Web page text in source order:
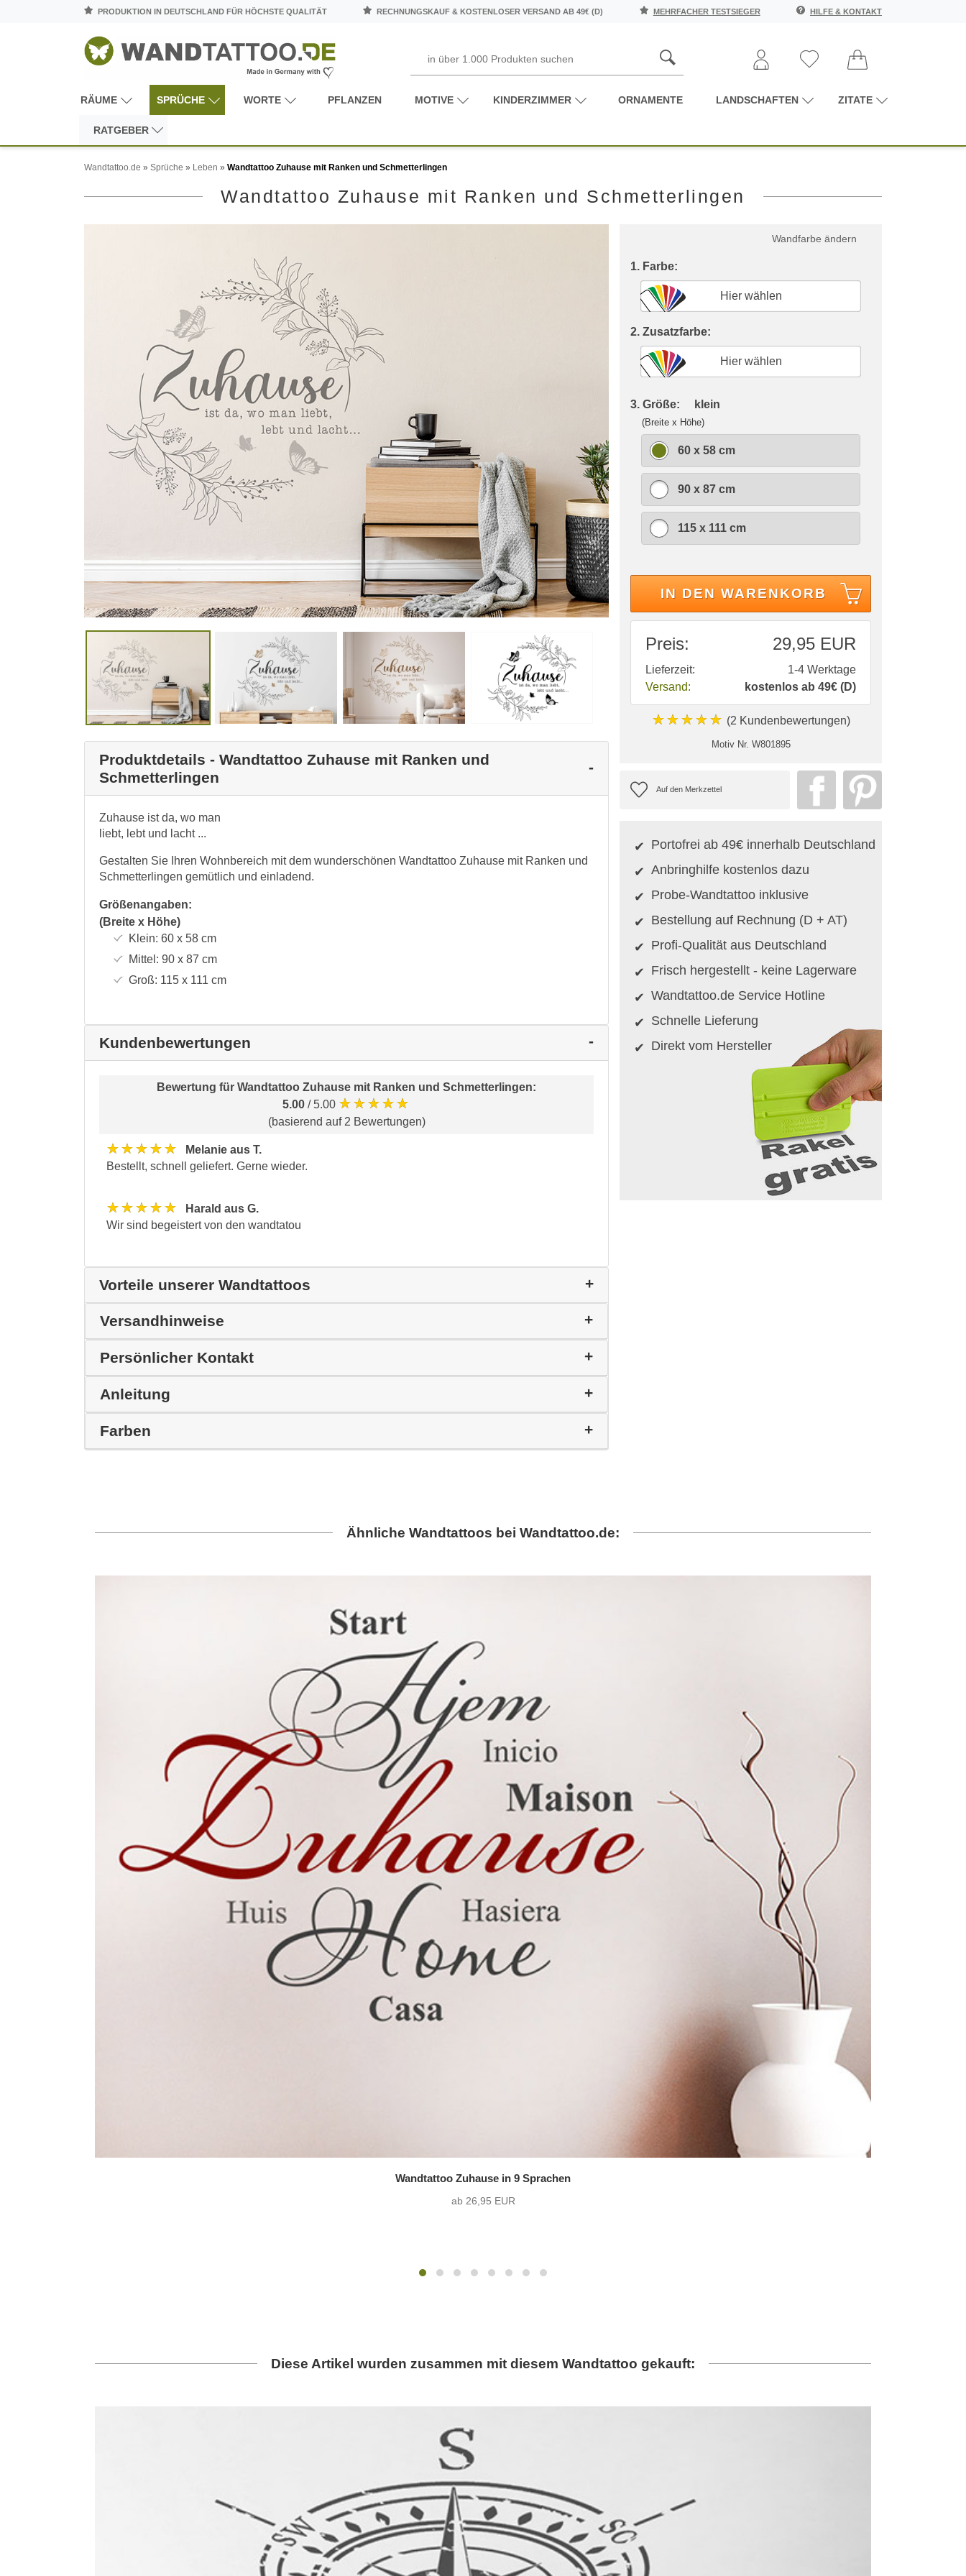
PRODUKTION IN DEUTSCHLAND FÜR HÖCHSTE QUALITÄT RECHNUNGSKAUF & KOSTENLOSER VERSAND AB 49€ (D) MEHRFACHER TESTSIEGER HILFE & KONTAKT
RÄUME SPRÜCHE WORTE PFLANZEN MOTIVE KINDERZIMMER ORNAMENTE LANDSCHAFTEN ZITATE
RATGEBER
Wandtattoo.de » Sprüche » Leben » Wandtattoo Zuhause mit Ranken und Schmetterlingen
Wandtattoo Zuhause mit Ranken und Schmetterlingen
Produktdetails - Wandtattoo Zuhause mit Ranken und
Schmetterlingen
Zuhause ist da, wo man
liebt, lebt und lacht ...
Gestalten Sie Ihren Wohnbereich mit dem wunderschönen Wandtattoo Zuhause mit Ranken und
Schmetterlingen gemütlich und einladend.
Größenangaben:
(Breite x Höhe)
Klein: 60 x 58cm
Mittel: 90 x 87 cm
Groß: 115 x 111 cm
Kundenbewertungen
Bewertung für Wandtattoo Zuhause mit Ranken und Schmetterlingen:
5.00 / 5.00 ★★★★★
(basierend auf 2 Bewertungen)
★★★★★
Melanie aus T.
Bestellt, schnell geliefert. Gerne wieder.
★★★★★
Harald aus G.
Wir sind begeistert von den wandtatou
Vorteile unserer Wandtattoos
Versandhinweise
Persönlicher Kontakt
Anleitung
Farben
Wandfarbe ändern
1. Farbe:
Hier wählen
2. Zusatzfarbe:
Hier wählen
3. Größe: klein
(Breite x Höhe)
60 x 58 cm
90 x 87 cm
115 x 111 cm
IN DEN WARENKORB
Preis: 29,95 EUR
Lieferzeit:
1-4 Werktage
Versand:
kostenlos ab 49€ (D)
★★★★★ (2 Kundenbewertungen)
Motiv Nr. W801895
Portofrei ab 49€ innerhalb Deutschland
Anbringhilfe kostenlos dazu
Probe-Wandtattoo inklusive
Bestellung auf Rechnung (D + AT)
Profi-Qualität aus Deutschland
Frisch hergestellt - keine Lagerware
Wandtattoo.de Service Hotline
Schnelle Lieferung
Direkt vom Hersteller
Ähnliche Wandtattoos bei Wandtattoo.de:
Wandtattoo Zuhause in 9 Sprachen
ab 26,95 EUR
Diese Artikel wurden zusammen mit diesem Wandtattoo gekauft: